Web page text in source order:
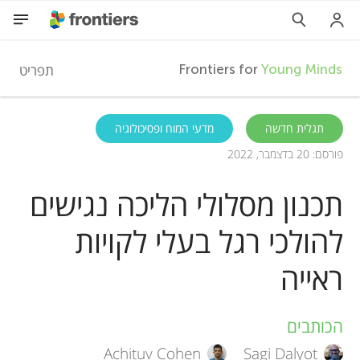
F
r
o
n
t
Frontiers forYoung Minds תפריט
השתתפות
תגלית חדשה
מדעי המוח ופסיכולוגיה
פורסם: 20 בדצמבר, 2022
תכנון מסלולי הליכה נגישים
להולכי רגל בעלי לקויות
ראייה
A
הכותבים
Sagi Dalyot
Achituv Cohen